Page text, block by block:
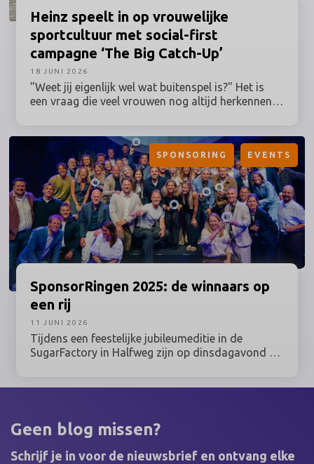
Heinz speelt in op vrouwelijke
sportcultuur met social-first
campagne ‘The Big Catch-Up’
"Weet jij eigenlijk wel wat buitenspel is?" Het is
een vraag die veel vrouwen nog altijd herkennen,
sportmomenten en de activaties daaromheen nog
vaak ontwikkeld vanuit een traditioneel beeld van
de sportfan. Heinz speelt daar deze zomer op in
en zet vrouwelijke sportfans centraal met The Big
Catch-Up: een Nederlandse campagne binnen de
Lost in Love-campagne, ontwikkeld in
samenwerking met women’s sports marketing
agency Branthlete.
18 JUNI 2026
SponsorRingen 2025: de winnaars op
een rij
Tijdens een feestelijke jubileumeditie in de
SugarFactory in Halfweg zijn op dinsdagavond 9
voor de uitreiking van de belangrijkste vakprijzen
binnen het Nederlandse sponsorvakgebied.
SPONSORING EVENTS
11 JUNI 2026
Geen blog missen?
Schrijf je in voor de nieuwsbrief en ontvang elke